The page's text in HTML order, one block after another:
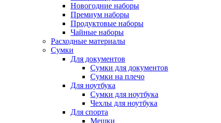
Новогодние наборы
Премиум наборы
Продуктовые наборы
Чайные наборы
Расходные материалы
Сумки
Для документов
Сумки для документов
Сумки на плечо
Для ноутбука
Сумки для ноутбука
Чехлы для ноутбука
Для спорта
Мешки